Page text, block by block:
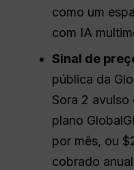
como um
com IA
Sinal de
pública da
Sora 2
plano
por mês, ou
cobrado